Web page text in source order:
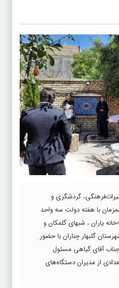
گردشگری و
با هفته دولت سه واحد
یاران ، شبهای گلمکان و
گلبهار چناران با حضور
جناب آقای گیاهی مسئول
از مدیران دستگاه‌های